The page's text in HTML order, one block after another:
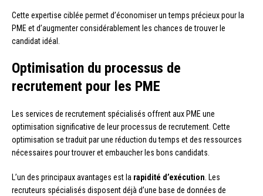
Cette expertise ciblée permet d’économiser un temps précieux pour la
PME et d’augmenter considérablement les chances de trouver le
candidat idéal.
Optimisation du processus de
recrutement pour les PME
Les services de recrutement spécialisés offrent aux PME une
optimisation significative de leur processus de recrutement. Cette
optimisation se traduit par une réduction du temps et des ressources
nécessaires pour trouver et embaucher les bons candidats.
L’un des principaux avantages est la rapidité d’exécution . Les
recruteurs spécialisés disposent déjà d’une base de données de